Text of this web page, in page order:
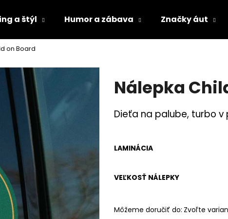
a štýl Humor a zábava Značky áut
on Board
Nálepka
Dieťa na palube, turbo v
LAMINÁCIA
VEĽKOSŤ NÁLEPKY
Môžeme doručiť do: Zvoľte
Čo potrebujete nájsť?
HĽADAŤ
Odporúčame